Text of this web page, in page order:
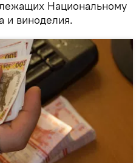
Национальному
и виноделия.